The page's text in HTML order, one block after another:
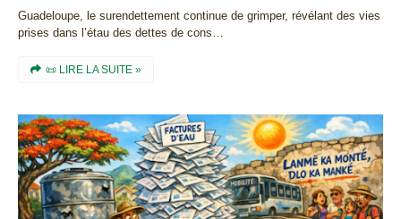
Guadeloupe, le surendettement continue de grimper, révélant des vies
prises dans l’étau des dettes de cons…
📜 LIRE LA SUITE »